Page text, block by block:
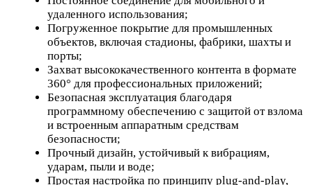
удаленного использования;
Погруженное покрытие для промышленных
объектов, включая стадионы, фабрики, шахты и
порты;
Захват высококачественного контента в формате
360° для профессиональных приложений;
Безопасная эксплуатация благодаря
программному обеспечению с защитой от взлома
и встроенным аппаратным средствам
безопасности;
Прочный дизайн, устойчивый к вибрациям,
ударам, пыли и воде;
Простая настройка по принципу plug-and-play,